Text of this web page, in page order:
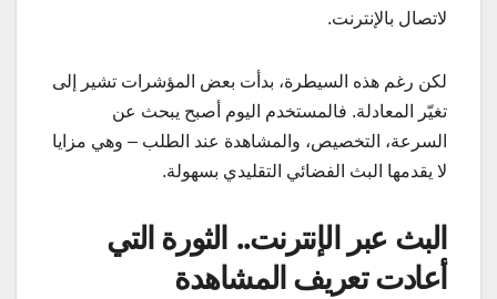
لاتصال بالإنترنت.
لكن رغم هذه السيطرة، بدأت بعض المؤشرات تشير إلى
تغيّر المعادلة. فالمستخدم اليوم أصبح يبحث عن
السرعة، التخصيص، والمشاهدة عند الطلب – وهي مزايا
لا يقدمها البث الفضائي التقليدي بسهولة.
البث عبر الإنترنت.. الثورة التي
أعادت تعريف المشاهدة